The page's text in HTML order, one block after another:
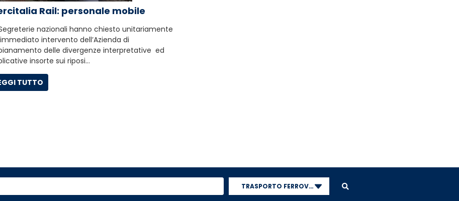
Rail: personale mobile
nazionali hanno chiesto unitariamente
intervento dell’Azienda di
delle divergenze interpretative ed
insorte sui riposi…
TUTTO
TRASPORTO FERROVIARIO